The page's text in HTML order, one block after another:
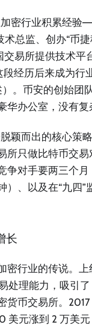
密行业积累经验
术总监、创办“币
交易所提供技术平
段经历后来成为行
。币安的创始团
华办公室，没有复
颖而出的核心策
所只做比特币交
争对手要两三个
）、以及在“九四”
长
密行业的传说。
处理能力，吸引
货币交易所。2017
美元涨到 2 万美